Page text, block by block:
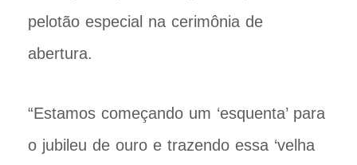
pelotão especial na cerimônia de
abertura.
“Estamos começando um ‘esquenta’ para
o jubileu de ouro e trazendo essa ‘velha